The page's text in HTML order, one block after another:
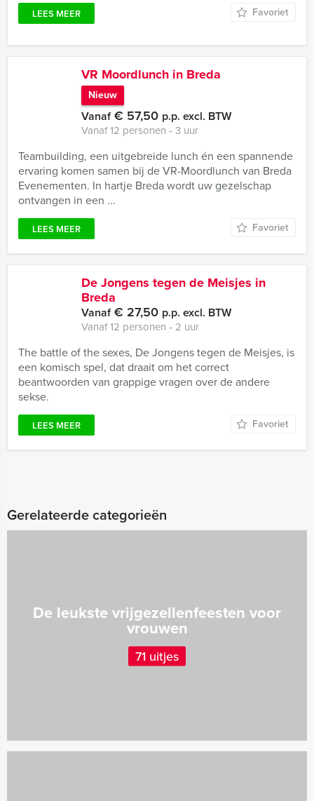
LEES MEER Favoriet
VR Moordlunch in Breda
Nieuw
Vanaf€ 57,50 p.p. excl. BTW
Vanaf 12 personen ‐ 3 uur
Teambuilding, een uitgebreide lunch én een spannende
ervaring komen samen bij de VR-Moordlunch van Breda
Evenementen. In hartje Breda wordt uw gezelschap
ontvangen in een ...
LEES MEER Favoriet
De Jongens tegen de Meisjes in
Breda
Vanaf€ 27,50 p.p. excl. BTW
Vanaf 12 personen ‐ 2 uur
The battle of the sexes, De Jongens tegen de Meisjes, is
een komisch spel, dat draait om het correct
beantwoorden van grappige vragen over de andere
sekse.
LEES MEER Favoriet
Gerelateerde categorieën
De leukste vrijgezellenfeesten voor
vrouwen
71 uitjes